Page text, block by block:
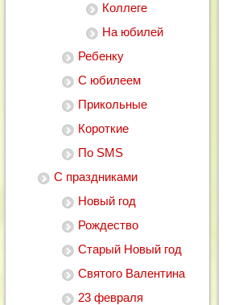
Коллеге
На юбилей
Ребенку
С юбилеем
Прикольные
Короткие
По SMS
С праздниками
Новый год
Рождество
Старый Новый год
Святого Валентина
23 февраля